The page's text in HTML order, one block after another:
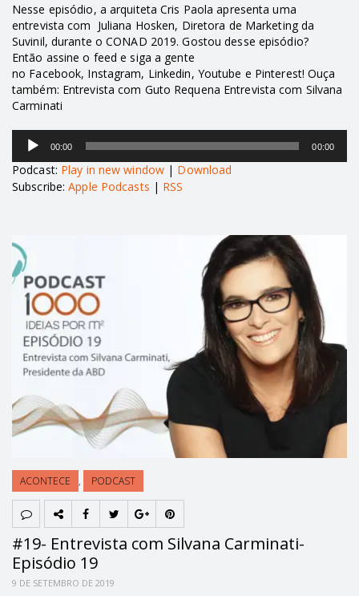
Nesse episódio, a arquiteta Cris Paola apresenta uma
entrevista com Juliana Hosken, Diretora de Marketing da
Suvinil, durante o CONAD 2019. Gostou desse episódio?
Então assine o feed e siga a gente
no Facebook, Instagram, Linkedin, Youtube e Pinterest! Ouça
também: Entrevista com Guto Requena Entrevista com Silvana
Carminati
Tocador
áudio
00:00 00:00
Podcast: Play in new window | Download
Subscribe:Apple Podcasts | RSS
ACONTECE , PODCAST
#19- Entrevista com Silvana Carminati-
Episódio 19
9 DE SETEMBRO DE 2019